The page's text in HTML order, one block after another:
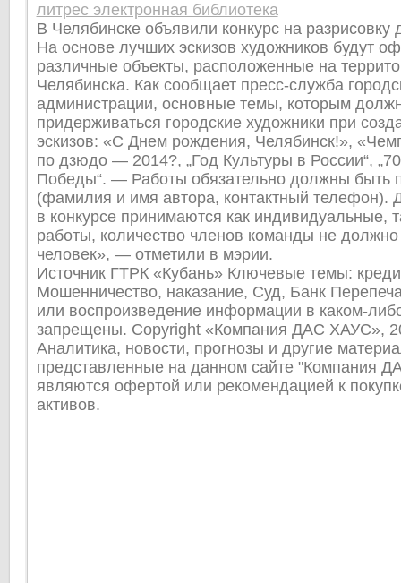
литрес электронная библиотека
В Челябинске объявили конкурс на
На основе лучших эскизов художников будут
различные объекты, расположенные на
Челябинска. Как сообщает пресс-служба
администрации, основные темы, которым
придерживаться городские художники при
эскизов: «С Днем рождения, Челябинск!»,
по дзюдо — 2014?, „Год Культуры в России“,
Победы“. — Работы обязательно должны быть
(фамилия и имя автора, контактный телефон).
в конкурсе принимаются как индивидуальные,
работы, количество членов команды не
человек», — отметили в мэрии.
Источник ГТРК «Кубань» Ключевые темы:
Мошенничество, наказание, Суд, Банк
или воспроизведение информации в каком-
запрещены. Copyright «Компания ДАС ХАУС»,
Аналитика, новости, прогнозы и другие
представленные на данном сайте "Компания
являются офертой или рекомендацией к
активов.